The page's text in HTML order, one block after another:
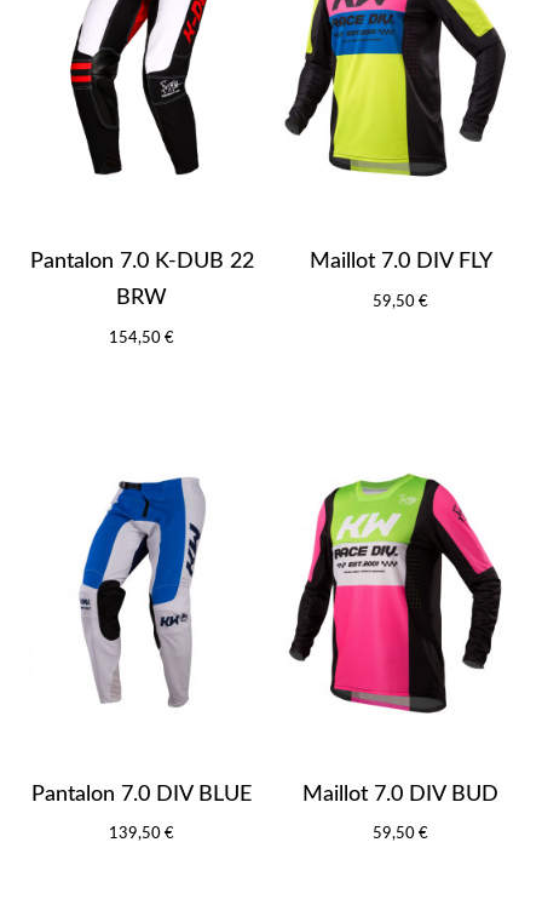
Pantalon 7.0 K-DUB 22
BRW
154,50 €
Maillot 7.0 DIV FLY
59,50 €
Pantalon 7.0 DIV BLUE
139,50 €
Maillot 7.0 DIV BUD
59,50 €